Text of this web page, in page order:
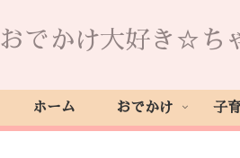
おでかけ大好き☆ち
ホーム おでかけ 子